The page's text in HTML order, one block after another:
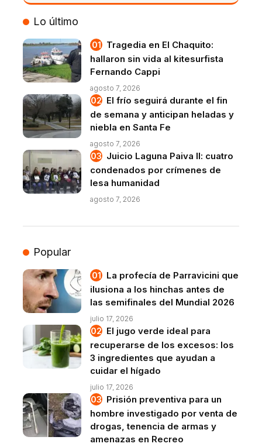
VIVO
Lo último
Tragedia en El Chaquito:
hallaron sin vida al kitesurfista
Fernando Cappi
agosto 7, 2026
El frío seguirá durante el fin
de semana y anticipan heladas y
niebla en Santa Fe
agosto 7, 2026
Juicio Laguna Paiva II: cuatro
condenados por crímenes de
lesa humanidad
agosto 7, 2026
Popular
La profecía de Parravicini que
ilusiona a los hinchas antes de
las semifinales del Mundial 2026
julio 17, 2026
El jugo verde ideal para
recuperarse de los excesos: los
3 ingredientes que ayudan a
cuidar el hígado
julio 17, 2026
Prisión preventiva para un
hombre investigado por venta de
drogas, tenencia de armas y
amenazas en Recreo